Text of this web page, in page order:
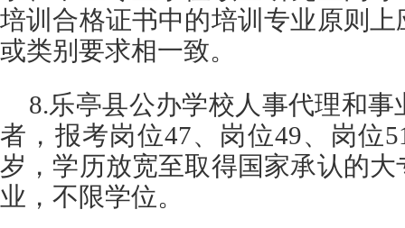
培训合格证书中的培训专业原则
或类别要求相一致。
8.乐亭县公办学校人事代理和
者，报考岗位47、岗位49、岗位
岁，学历放宽至取得国家承认的
业，不限学位。